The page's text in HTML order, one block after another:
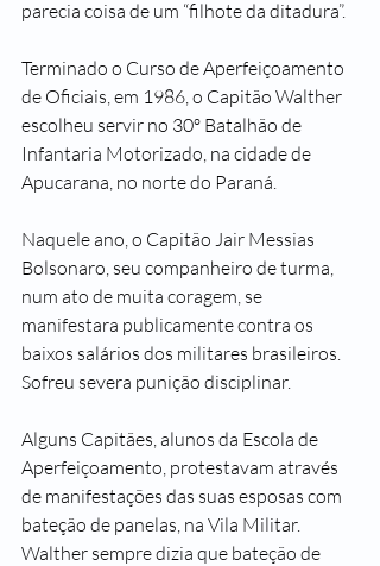
parecia coisa de um “filhote da ditadura”.
Terminado o Curso de Aperfeiçoamento
de Oficiais, em 1986, o Capitão Walther
escolheu servir no 30º Batalhão de
Infantaria Motorizado, na cidade de
Apucarana, no norte do Paraná.
Naquele ano, o Capitão Jair Messias
Bolsonaro, seu companheiro de turma,
num ato de muita coragem, se
manifestara publicamente contra os
baixos salários dos militares brasileiros.
Sofreu severa punição disciplinar.
Alguns Capitães, alunos da Escola de
Aperfeiçoamento, protestavam através
de manifestações das suas esposas com
bateção de panelas, na Vila Militar.
Walther sempre dizia que bateção de